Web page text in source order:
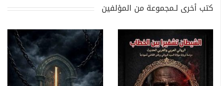
كتب أخرى لـمجموعة من المؤلفين